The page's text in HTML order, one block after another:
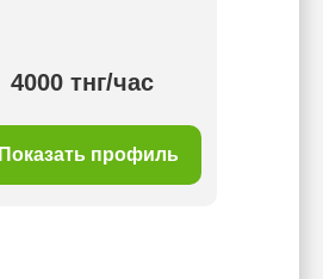
4000 тнг/час
Показать профиль